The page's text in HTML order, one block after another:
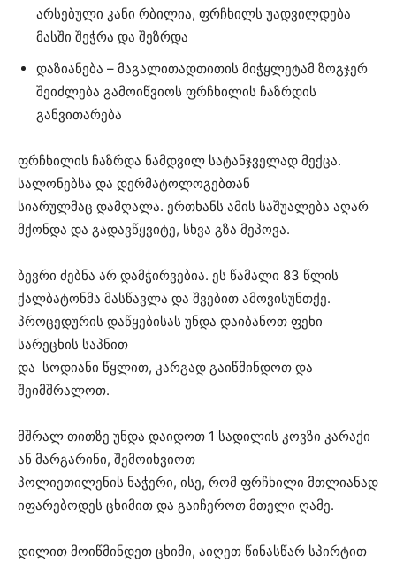
არსებული კანი რბილია, ფრჩხილს უადვილდება
მასში შეჭრა და შეზრდა
დაზიანება – მაგალითადთითის მიჭყლეტამ ზოგჯერ
შეიძლება გამოიწვიოს ფრჩხილის ჩაზრდის
განვითარება
ფრჩხილის ჩაზრდა ნამდვილ სატანჯველად მექცა.
სალონებსა და დერმატოლოგებთან
სიარულმაც დამღალა. ერთხანს ამის საშუალება აღარ
მქონდა და გადავწყვიტე, სხვა გზა მეპოვა.
ბევრი ძებნა არ დამჭირვებია. ეს წამალი 83 წლის
ქალბატონმა მასწავლა და შვებით ამოვისუნთქე.
პროცედურის დაწყებისას უნდა დაიბანოთ ფეხი
სარეცხის საპნით
და სოდიანი წყლით, კარგად გაიწმინდოთ და
შეიმშრალოთ.
მშრალ თითზე უნდა დაიდოთ 1 სადილის კოვზი კარაქი
ან მარგარინი, შემოიხვიოთ
პოლიეთილენის ნაჭერი, ისე, რომ ფრჩხილი მთლიანად
იფარებოდეს ცხიმით და გაიჩეროთ მთელი ღამე.
დილით მოიწმინდეთ ცხიმი, აიღეთ წინასწარ სპირტით